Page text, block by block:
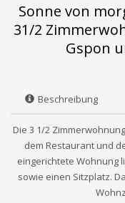
Sonne von
31/2
Gspon
Beschreibung
Die 3 1/2
dem Restaurant und
eingerichtete Wohnung
sowie einen Sitzplatz.